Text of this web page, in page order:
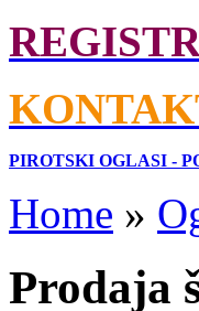
PIROTSKI OGLASI -
Home »
Prodaja